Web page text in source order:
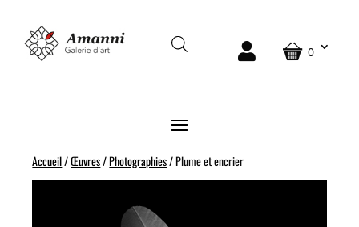
0
Accueil/Œuvres/Photographies/ Plume et encrier